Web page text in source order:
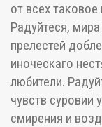
от всех
Радуйтеся,
прелестей
иноческаго
любители.
чувств суровии
смирения и